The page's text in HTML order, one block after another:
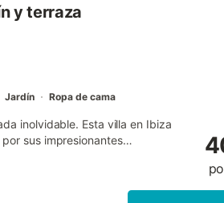
y terraza
Jardín Ropa de cama
inolvidable. Esta villa en Ibiza
sus impresionantes
íntimo con aire acondicionado
de estar y comedor son puntos